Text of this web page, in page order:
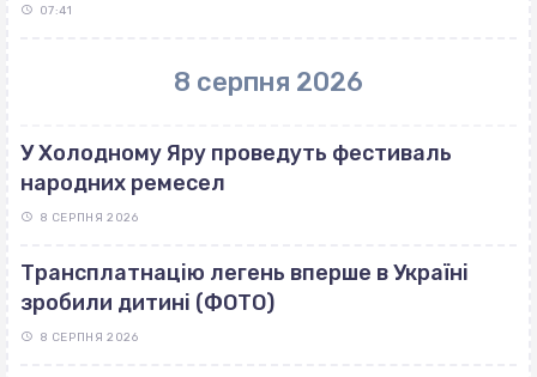
07:41
8 серпня 2026
У Холодному Яру проведуть фестиваль
народних ремесел
8 СЕРПНЯ 2026
Трансплатнацію легень вперше в Україні
зробили дитині (ФОТО)
8 СЕРПНЯ 2026